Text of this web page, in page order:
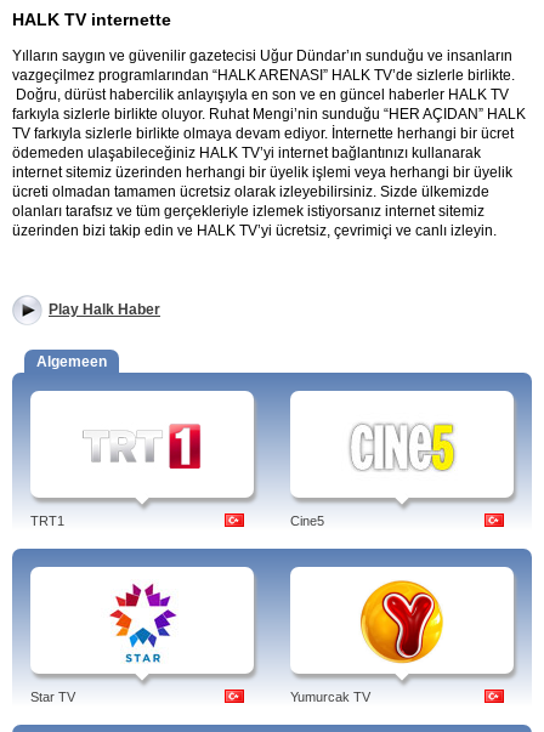
HALK TV internette
Yılların saygın ve güvenilir gazetecisi Uğur Dündar’ın sunduğu ve insanların
vazgeçilmez programlarından “HALK ARENASI” HALK TV’de sizlerle birlikte.
Doğru, dürüst habercilik anlayışıyla en son ve en güncel haberler HALK TV
farkıyla sizlerle birlikte oluyor. Ruhat Mengi’nin sunduğu “HER AÇIDAN” HALK
TV farkıyla sizlerle birlikte olmaya devam ediyor. İnternette herhangi bir ücret
ödemeden ulaşabileceğiniz HALK TV’yi internet bağlantınızı kullanarak
internet sitemiz üzerinden herhangi bir üyelik işlemi veya herhangi bir üyelik
ücreti olmadan tamamen ücretsiz olarak izleyebilirsiniz. Sizde ülkemizde
olanları tarafsız ve tüm gerçekleriyle izlemek istiyorsanız internet sitemiz
üzerinden bizi takip edin ve HALK TV’yi ücretsiz, çevrimiçi ve canlı izleyin.
Play Halk Haber
Algemeen
TRT1 Cine5
Star TV Yumurcak TV